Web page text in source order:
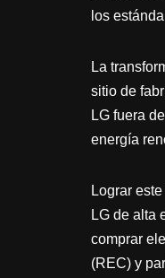
los
La
sitio de
LG fuera
energía
Lograr
LG de alta
comprar
(REC) y